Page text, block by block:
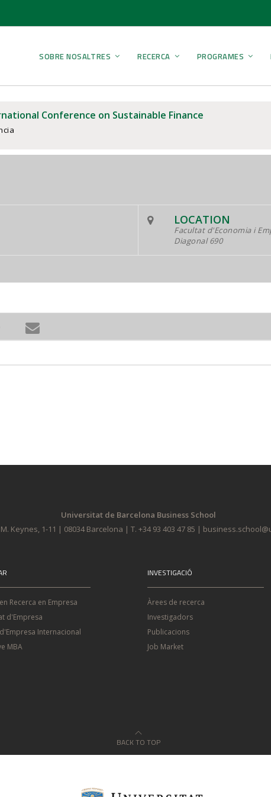
SOBRE NOSALTRES RECERCA PROGRAMES
Conference on Sustainable Finance
LOCATION
Facultat d'Economia i
Diagonal 690
Universitat de Barcelona Business School
M. Keynes, 1-11 | 08034 Barcelona | T. +34 93 403 47 85 |
Recerca en Empresa
d'Empresa
Internacional
MBA
INVESTIGACIÓ
Àrees de recerca
Investigadors
Publicacions
Job Market
BACK TO TOP